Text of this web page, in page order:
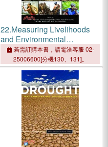
22.Measuring Livelihoods
and Environmental
Dependence ─ Methods for
Research and Fieldwork
若需訂購本書，請電洽客服 02-
25006600[分機130、131]。